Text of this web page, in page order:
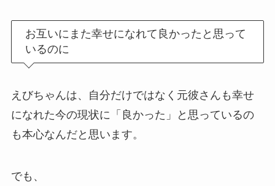
お互いにまた幸せになれて良かったと思って
いるのに
えびちゃんは、自分だけではなく元彼さんも幸せ
になれた今の現状に「良かった」と思っているの
も本心なんだと思います。
でも、